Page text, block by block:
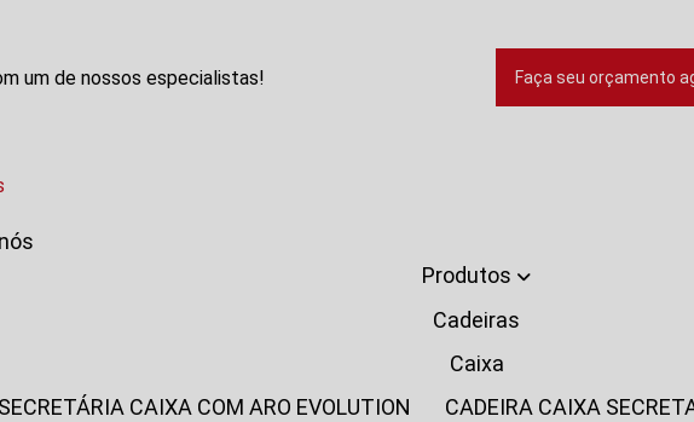
um de nossos especialistas! Faça seu orçamento
Produtos
Cadeiras
Caixa
SECRETÁRIA CAIXA COM ARO EVOLUTION
CADEIRA CAIXA